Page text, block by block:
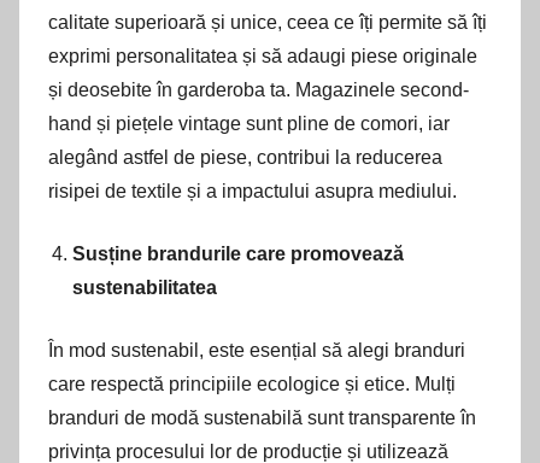
calitate superioară și unice, ceea ce îți permite să îți
exprimi personalitatea și să adaugi piese originale
și deosebite în garderoba ta. Magazinele second-
hand și piețele vintage sunt pline de comori, iar
alegând astfel de piese, contribui la reducerea
risipei de textile și a impactului asupra mediului.
Susține brandurile care promovează
sustenabilitatea
În mod sustenabil, este esențial să alegi branduri
care respectă principiile ecologice și etice. Mulți
branduri de modă sustenabilă sunt transparente în
privința procesului lor de producție și utilizează